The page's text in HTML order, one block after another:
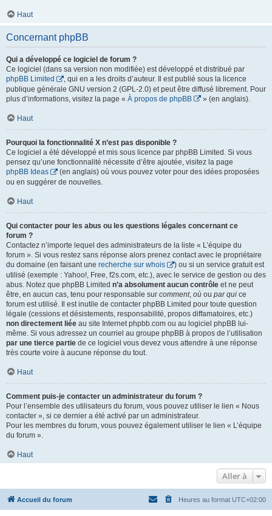
Haut
Concernant phpBB
Qui a développé ce logiciel de forum ?
Ce logiciel (dans sa version non modifiée) est développé et distribué par
phpBB Limited
, qui en a les droits d’auteur. Il est publié sous la licence
publique générale GNU version 2 (GPL-2.0) et peut être diffusé librement. Pour
plus d’informations, visitez la page « À propos de phpBB » (en anglais).
Haut
Pourquoi la fonctionnalité X n’est pas disponible ?
Ce logiciel a été développé et mis sous licence par phpBB Limited. Si vous
pensez qu’une fonctionnalité nécessite d’être ajoutée, visitez la page
phpBB Ideas
(en anglais) où vous pouvez voter pour des idées proposées
ou en suggérer de nouvelles.
Haut
Qui contacter pour les abus ou les questions légales concernant ce
forum ?
Contactez n’importe lequel des administrateurs de la liste « L’équipe du
forum ». Si vous restez sans réponse alors prenez contact avec le propriétaire
du domaine (en faisant une recherche sur whois
) ou si un service gratuit est
utilisé (exemple : Yahoo!, Free, f2s.com, etc.), avec le service de gestion ou des
abus. Notez que phpBB Limited n’a absolument aucun contrôle et ne peut
être, en aucun cas, tenu pour responsable sur comment, où ou par qui ce
forum est utilisé. Il est inutile de contacter phpBB Limited pour toute question
légale (cessions et désistements, responsabilité, propos diffamatoires, etc.)
non directement liée au site Internet phpbb.com ou au logiciel phpBB lui-
même. Si vous adressez un courriel au groupe phpBB à propos de l’utilisation
par une tierce partie de ce logiciel vous devez vous attendre à une réponse
très courte voire à aucune réponse du tout.
Haut
Comment puis-je contacter un administrateur du forum ?
Pour l’ensemble des utilisateurs du forum, vous pouvez utiliser le lien « Nous
contacter », si ce dernier a été activé par un administrateur.
Pour les membres du forum, vous pouvez également utiliser le lien « L’équipe
du forum ».
Haut
Aller à
Accueil du forum Heures au format UTC+02:00